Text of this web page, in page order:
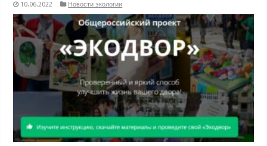
10.06.2022 Новости экологии